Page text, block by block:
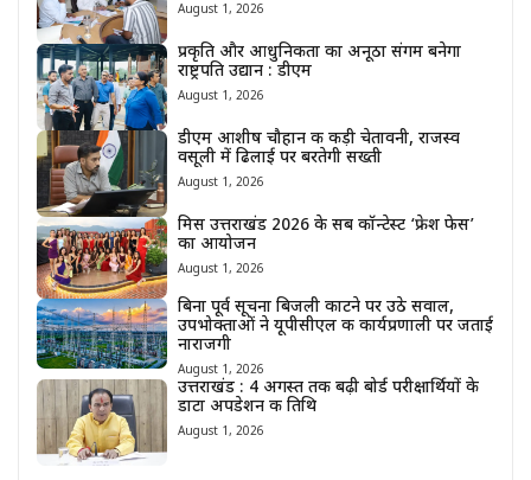
August 1, 2026
प्रकृति और आधुनिकता का अनूठा संगम बनेगा
राष्ट्रपति उद्यान : डीएम
August 1, 2026
डीएम आशीष चौहान की कड़ी चेतावनी, राजस्व
वसूली में ढिलाई पर बरतेगी सख्ती
August 1, 2026
मिस उत्तराखंड 2026 के सब कॉन्टेस्ट ‘फ्रेश फेस’
का आयोजन
August 1, 2026
बिना पूर्व सूचना बिजली काटने पर उठे सवाल,
उपभोक्ताओं ने यूपीसीएल की कार्यप्रणाली पर जताई
नाराजगी
August 1, 2026
उत्तराखंड : 4 अगस्त तक बढ़ी बोर्ड परीक्षार्थियों के
डाटा अपडेशन की तिथि
August 1, 2026